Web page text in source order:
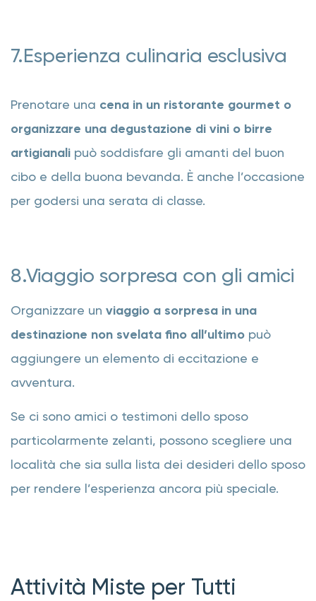
7.Esperienza culinaria esclusiva
Prenotare una cena in un ristorante gourmet o
organizzare una degustazione di vini o birre
artigianali può soddisfare gli amanti del buon
cibo e della buona bevanda. È anche l’occasione
per godersi una serata di classe.
8.Viaggio sorpresa con gli amici
Organizzare un viaggio a sorpresa in una
destinazione non svelata fino all’ultimo può
aggiungere un elemento di eccitazione e
avventura.
Se ci sono amici o testimoni dello sposo
particolarmente zelanti, possono scegliere una
località che sia sulla lista dei desideri dello sposo
per rendere l’esperienza ancora più speciale.
Attività Miste per Tutti